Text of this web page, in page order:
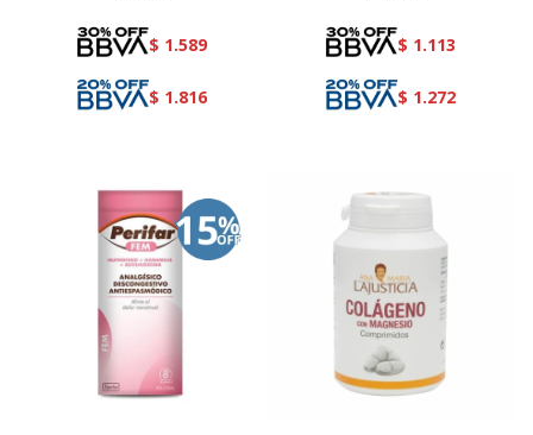
$ 1.589
$ 1.816
$ 1.113
$ 1.272